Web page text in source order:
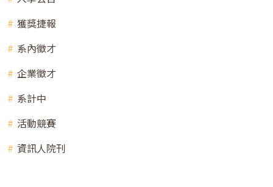
獲獎捷報
系內徵才
企業徵才
系計中
活動競賽
資訊人院刊